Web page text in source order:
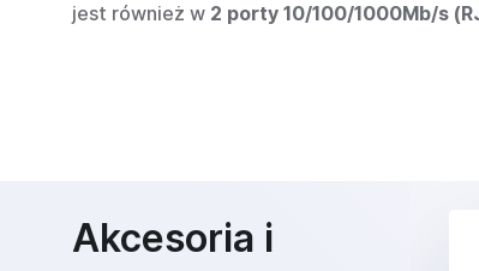
jest również w 2 porty 10/100/1000Mb/s
Akcesoria i